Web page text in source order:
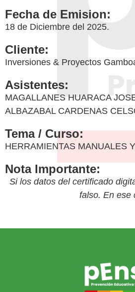
Fecha de Emision:
18 de Diciembre del 2025.
Cliente:
Inversiones & Proyectos
Asistentes:
MAGALLANES HUARACA
ALBAZABAL CARDENAS
Tema / Curso:
HERRAMIENTAS MANUALES
Nota Importante:
Si los datos del certificado
falso. En ese